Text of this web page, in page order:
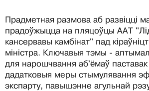
Прадметная размова аб развіцці
прадоўжыцца на пляцоўцы ААТ
кансервавы камбінат" пад
міністра. Ключавыя тэмы -
для нарошчвання аб'ёмаў паставак
дадатковыя меры стымулявання
экспарту, павышэнне агульнай